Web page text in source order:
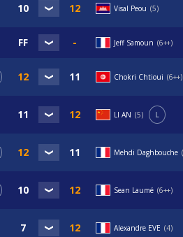
Visal Peou 5
Jeff Samoun 6++
Chokri Chtioui 6++
LI AN 5 L
Mehdi Daghbouche
Sean Laumé 6++
Alexandre EVE 4